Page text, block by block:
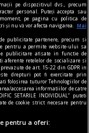
credit că
e dovada.
pe dispozitivul dvs., precum
personal. Puteți accepta sau
pe pagina cu politica de
și nu vă vor afecta navigarea.
Mai
publicitate partenere, precum si
pentru a permite website-ului sa
publicitare afisate in functie de
retelelor de socializare si
de art. 15-22 din GDPR in
drepturi pot fi exercitate prin
folosirea tuturor Tehnologiilor de
accesarea informatiilor de catre
SETARILE INDIVIDUAL” puteti
de cookie strict necesare pentru
pentru a oferi: